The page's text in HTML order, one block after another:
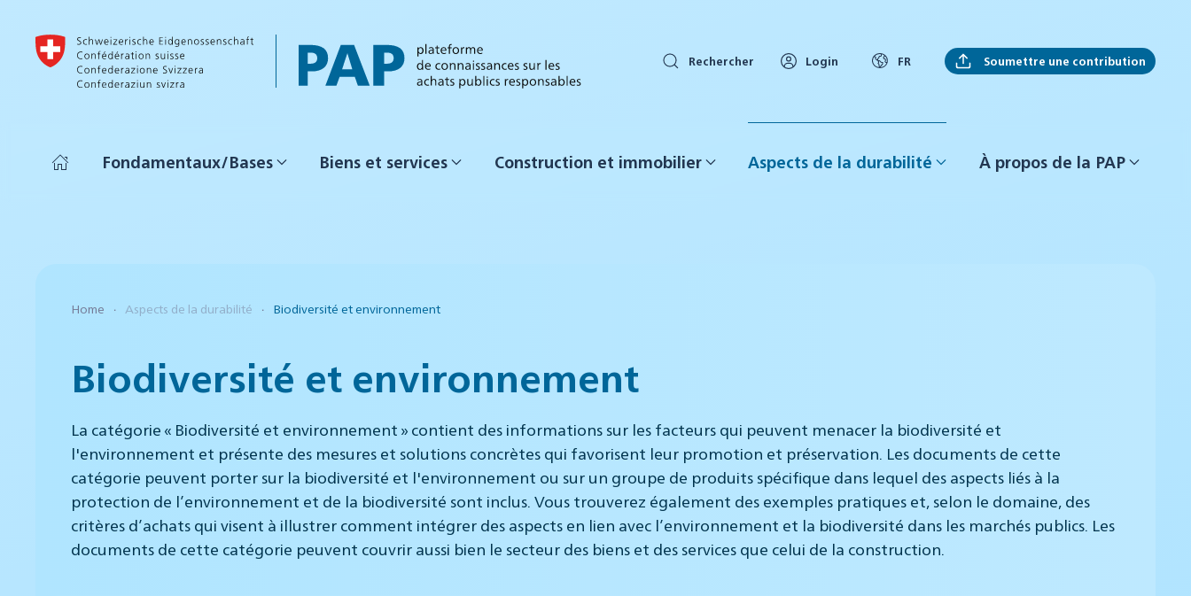
Accéder au contenu principal
Rechercher Login FR Soumettre une contribution
Fondamentaux/Bases Biens et services Construction et immobilier Aspects de la durabilité À propos de la PAP
Home Aspects de la durabilité Biodiversité et environnement
Biodiversité et environnement
La catégorie « Biodiversité et environnement » contient des informations sur les facteurs qui peuvent menacer la biodiversité et
l'environnement et présente des mesures et solutions concrètes qui favorisent leur promotion et préservation. Les documents de cette
catégorie peuvent porter sur la biodiversité et l'environnement ou sur un groupe de produits spécifique dans lequel des aspects liés à la
protection de l’environnement et de la biodiversité sont inclus. Vous trouverez également des exemples pratiques et, selon le domaine, des
critères d’achats qui visent à illustrer comment intégrer des aspects en lien avec l’environnement et la biodiversité dans les marchés publics. Les
documents de cette catégorie peuvent couvrir aussi bien le secteur des biens et des services que celui de la construction.